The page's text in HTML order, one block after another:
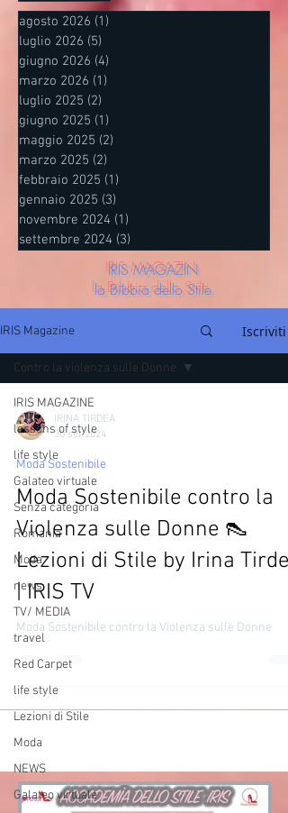
agosto 2026 (1)
luglio 2026 (5)
giugno 2026 (4)
marzo 2026 (1)
luglio 2025 (2)
giugno 2025 (1)
maggio 2025 (2)
marzo 2025 (2)
febbraio 2025 (1)
gennaio 2025 (3)
novembre 2024 (1)
settembre 2024 (3)
IRIS MAGAZIN
la Bibbia dello Stile
IRIS Magazine Iscriviti
IRIS MAGAZINE
lessons of style
life style
Galateo virtuale
Senza categoria
Romania
Moda
news
TV/ MEDIA
travel
Red Carpet
life style
Lezioni di Stile
Moda
NEWS
Galateo virtuale
Contro la violenza sulle Donne
IRINA TIRDEA
30 set 2024
Moda Sostenibile
Moda Sostenibile contro la
Violenza sulle Donne 👠
Lezioni di Stile by Irina Tirdea
| IRIS TV
Moda Sostenibile contro la Violenza sulle Donne